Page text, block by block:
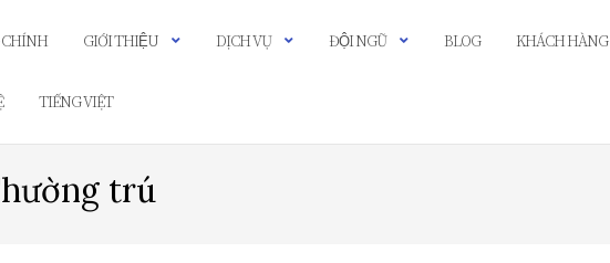
GIỚI THIỆU DỊCH VỤ ĐỘI NGŨ BLOG KHÁCH HÀNG
TIẾNG VIỆT
trú